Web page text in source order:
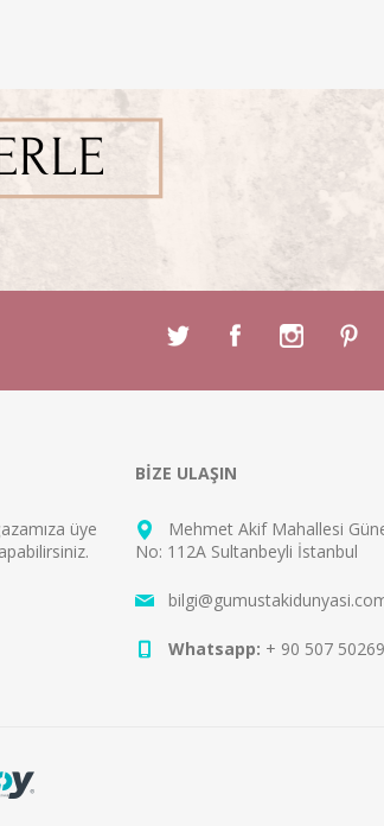
üye
BİZE ULAŞIN
Mehmet Akif Mahallesi
No: 112A Sultanbeyli İstanbul
Whatsapp: + 90 507